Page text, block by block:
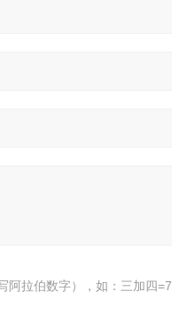
阿拉伯数字），如：三加四=7